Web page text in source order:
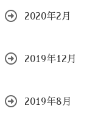
2020年2月
2019年12月
2019年8月